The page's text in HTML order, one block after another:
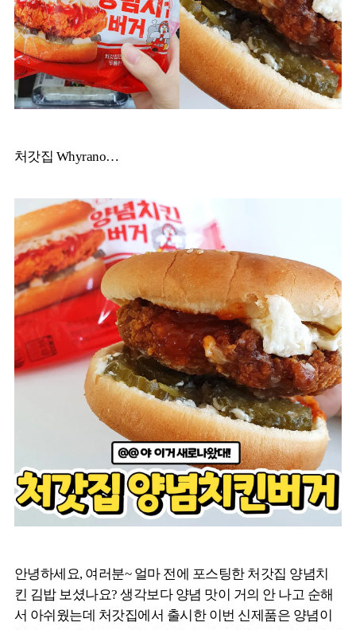
처갓집 Whyrano…
안녕하세요, 여러분~ 얼마 전에 포스팅한 처갓집 양념치
킨 김밥 보셨나요? 생각보다 양념 맛이 거의 안 나고 순해
서 아쉬웠는데 처갓집에서 출시한 이번 신제품은 양념이